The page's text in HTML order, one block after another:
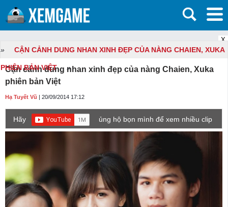
X
» CẬN CẢNH DUNG NHAN XINH ĐẸP CỦA NÀNG CHAIEN, XUKA
PHIÊN BẢN VIỆT »
Cận cảnh dung nhan xinh đẹp của nàng Chaien, Xuka
phiên bản Việt
Hạ Tuyết Vũ | 20/09/2014 17:12
Hãy
ủng hộ bọn mình để xem nhiều clip
game mới hơn nhé!